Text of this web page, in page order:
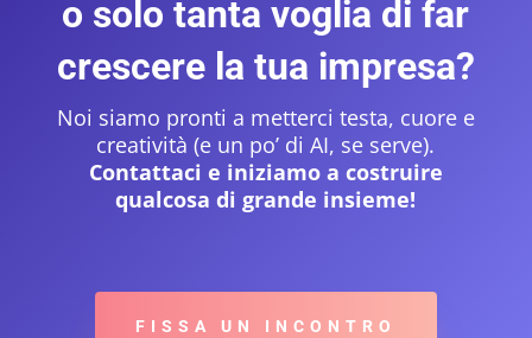
o solo tanta voglia di far
crescere la tua impresa?
Noi siamo pronti a metterci testa, cuore e
creatività (e un po’ di AI, se serve).
Contattaci e iniziamo a costruire
qualcosa di grande insieme!
FISSA UN INCONTRO